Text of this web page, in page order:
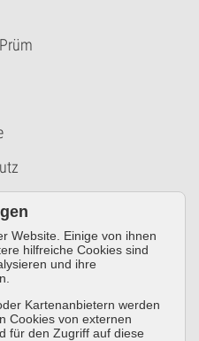
Website. Einige von ihnen
hilfreiche Cookies sind
und ihre
Kartenanbietern werden
Cookies von externen
für den Zugriff auf diese